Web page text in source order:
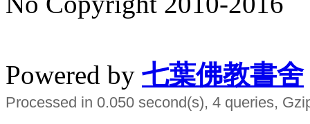
Powered by 七葉佛教書舍
Processed in 0.050 second(s), 4 queries,